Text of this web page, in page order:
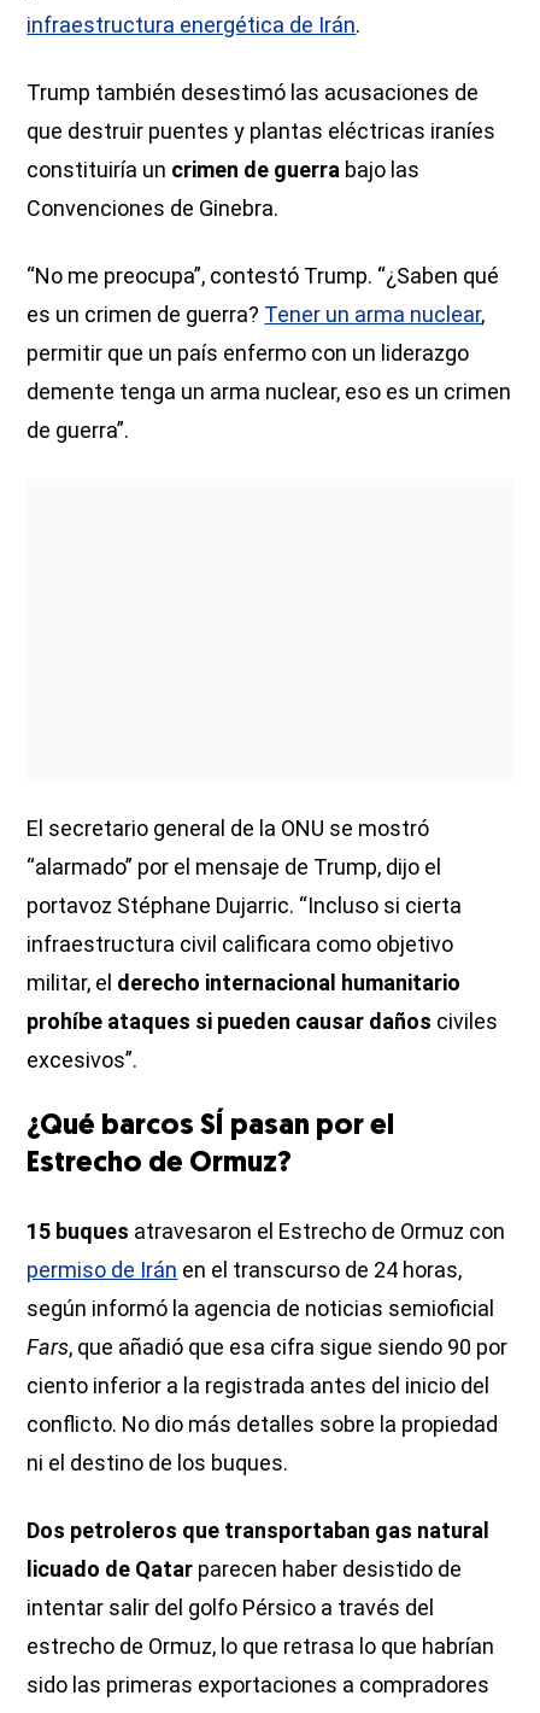
infraestructura energética de Irán.
Trump también desestimó las acusaciones de
que destruir puentes y plantas eléctricas iraníes
constituiría un crimen de guerra bajo las
Convenciones de Ginebra.
“No me preocupa”, contestó Trump. “¿Saben qué
es un crimen de guerra? Tener un arma nuclear,
permitir que un país enfermo con un liderazgo
demente tenga un arma nuclear, eso es un crimen
de guerra”.
El secretario general de la ONU se mostró
“alarmado” por el mensaje de Trump, dijo el
portavoz Stéphane Dujarric. “Incluso si cierta
infraestructura civil calificara como objetivo
militar, el derecho internacional humanitario
prohíbe ataques si pueden causar daños civiles
excesivos”.
¿Qué barcos SÍ pasan por el
Estrecho de Ormuz?
15 buques atravesaron el Estrecho de Ormuz con
permiso de Irán en el transcurso de 24 horas,
según informó la agencia de noticias semioficial
Fars, que añadió que esa cifra sigue siendo 90 por
ciento inferior a la registrada antes del inicio del
conflicto. No dio más detalles sobre la propiedad
ni el destino de los buques.
Dos petroleros que transportaban gas natural
licuado de Qatar parecen haber desistido de
intentar salir del golfo Pérsico a través del
estrecho de Ormuz, lo que retrasa lo que habrían
sido las primeras exportaciones a compradores